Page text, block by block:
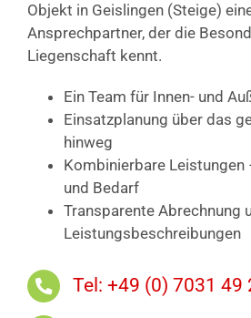
Objekt in Geislingen (Steige)
Ansprechpartner, der die
Liegenschaft kennt.
Ein Team für Innen- und
Einsatzplanung über das
hinweg
Kombinierbare Leistungen
und Bedarf
Transparente Abrechnung
Leistungsbeschreibungen
Tel: +49 (0) 7031 49